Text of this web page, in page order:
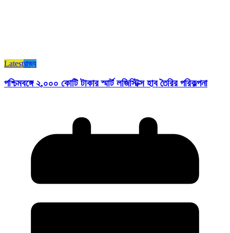
Latestরাজ্য​
পশ্চিমবঙ্গে ২,০০০ কোটি টাকার স্মার্ট লজিস্টিক্স হাব তৈরির পরিকল্পনা